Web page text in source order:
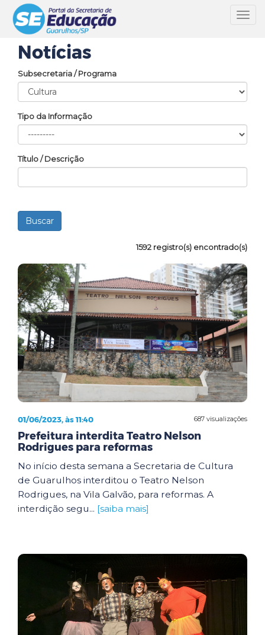
Notícias
Subsecretaria / Programa
Tipo da Informação
Título / Descrição
1592 registro(s) encontrado(s)
687 visualizações
01/06/2023, às 11:40
Prefeitura interdita Teatro Nelson
Rodrigues para reformas
No início desta semana a Secretaria de Cultura
de Guarulhos interditou o Teatro Nelson
Rodrigues, na Vila Galvão, para reformas. A
interdição segu... [saiba mais]